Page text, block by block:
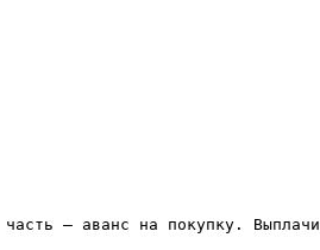
– аванс на покупку.